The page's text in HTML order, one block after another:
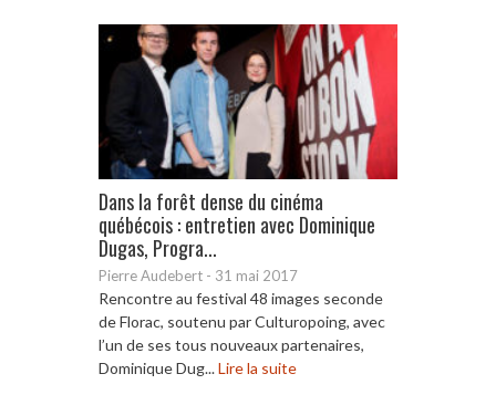
Dans la forêt dense du cinéma
québécois : entretien avec Dominique
Dugas, Progra...
Pierre Audebert - 31 mai 2017
Rencontre au festival 48 images seconde
de Florac, soutenu par Culturopoing, avec
l’un de ses tous nouveaux partenaires,
Dominique Dug...Lire la suite